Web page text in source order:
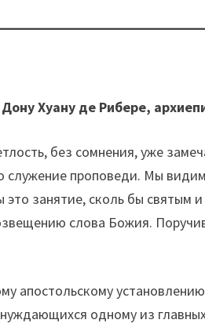
Дону Хуану де Рибере,
без сомнения, уже
служение проповеди. Мы
это занятие, сколь бы святым
слова Божия.
апостольскому
одному из